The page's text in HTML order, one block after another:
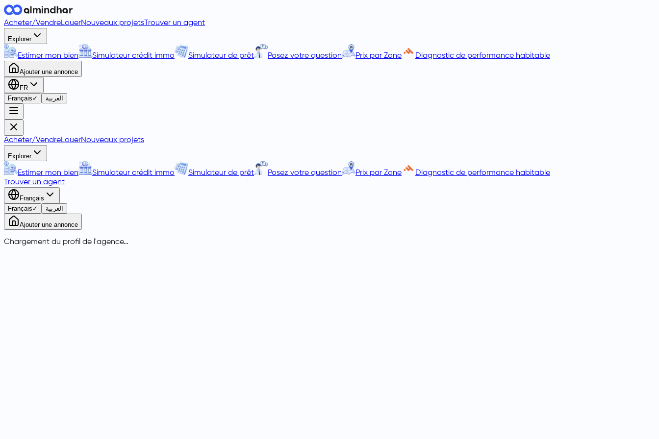
Acheter/VendreLouerNouveaux projets Trouver un agent
Explorer
Estimer mon bien Simulateur crédit immo Simulateur de prêt Posez votre question Prix par Zone Diagnostic de performance habitable
Ajouter une annonce
FR
Français ✓ العربية
Acheter/VendreLouerNouveaux projets
Explorer
Estimer mon bien Simulateur crédit immo Simulateur de prêt Posez votre question Prix par Zone
Diagnostic de performance habitable
Trouver un agent
Français
Français ✓ العربية
Ajouter une annonce
Chargement du profil de l'agence…